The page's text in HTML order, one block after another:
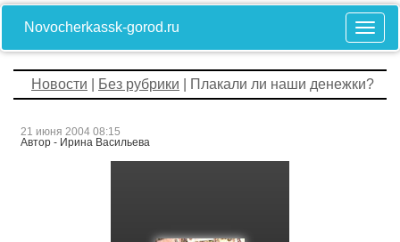
Novocherkassk-gorod.ru
Новости Без рубрики | Плакали ли наши денежки?
21 июня 2004 08:15
Автор - Ирина Васильева